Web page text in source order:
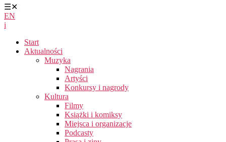
☰✕
EN
i
Start
Aktualności
Muzyka
Nagrania
Artyści
Konkursy i nagrody
Kultura
Filmy
Książki i komiksy
Miejsca i organizacje
Podcasty